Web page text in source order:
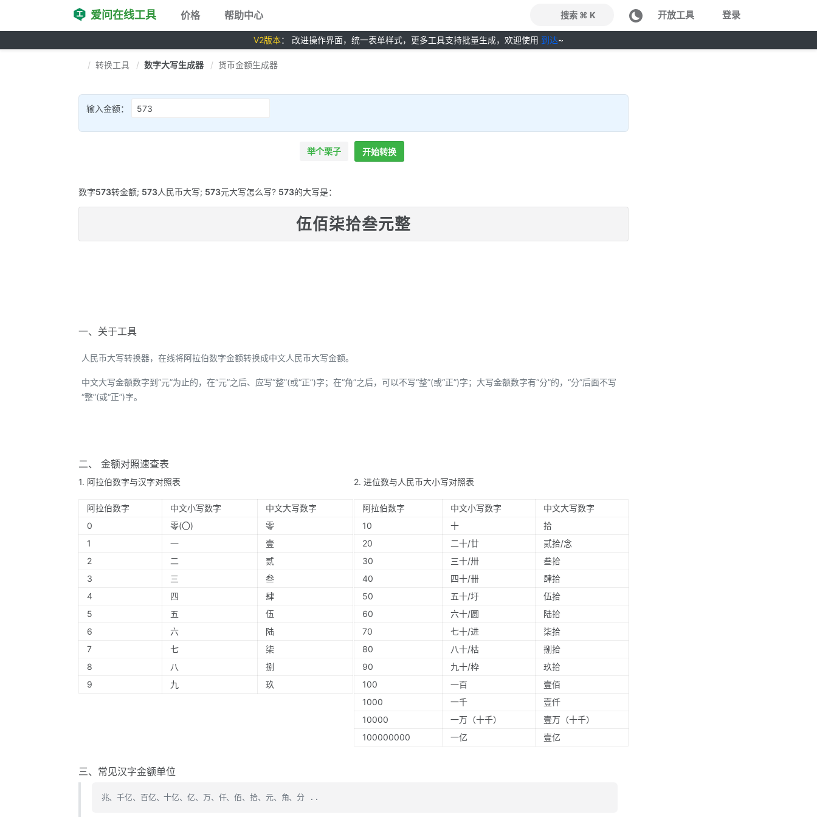
爱问在线工具 价格 帮助中心 搜索 ⌘ K 开放工具 登录
V2版本： 改进操作界面，统一表单样式，更多工具支持批量生成，欢迎使用 到达~
转换工具 数字大写生成器 货币金额生成器
输入金额：
举个栗子 开始转换
数字573转金额; 573人民币大写; 573元大写怎么写? 573的大写是：
伍佰柒拾叁元整
一、关于工具
人民币大写转换器，在线将阿拉伯数字金额转换成中文人民币大写金额。
中文大写金额数字到“元”为止的，在“元”之后、应写“整”(或“正”)字；在“角”之后，可以不写“整”(或“正”)字；大写金额数字有“分”的，“分”后面不写
“整”(或“正”)字。
二、 金额对照速查表
1. 阿拉伯数字与汉字对照表
阿拉伯数字 中文小写数字
中文大写数字
0
零(〇)
零
1
一
壹
2
二
贰
3
三
叁
4
四
肆
5
五
伍
6
六
陆
7
七
柒
8
八
捌
9
九 玖
2. 进位数与人民币大小写对照表
阿拉伯数字 中文小写数字
中文大写数字
10
十
拾
20
二十/廿
贰拾/念
30
三十/卅
叁拾
40
四十/卌
肆拾
50
五十/圩
伍拾
60
六十/圆
陆拾
70
七十/进
柒拾
80
八十/枯
捌拾
90
九十/枠
玖拾
100
一百
壹佰
1000
一千
壹仟
10000
一万（十千）
壹万（十千）
100000000
一亿 壹亿
三、常见汉字金额单位
兆、千亿、百亿、十亿、亿、万、仟、佰、拾、元、角、分 ..